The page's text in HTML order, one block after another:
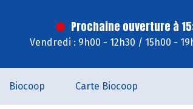
Prochaine ouverture à
Vendredi : 9h00 - 12h30 / 15h00 -
Biocoop Carte Biocoop